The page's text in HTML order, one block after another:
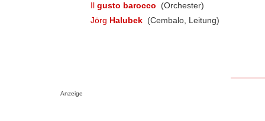
Il gusto barocco
(Orchester)
Jörg Halubek (Cembalo, Leitung)
Anzeige